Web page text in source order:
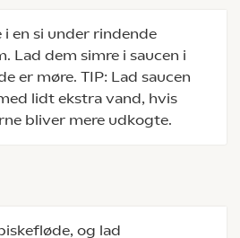
i en si under rindende
Lad dem simre i saucen i
er møre. TIP: Lad saucen
lidt ekstra vand, hvis
bliver mere udkogte.
og lad